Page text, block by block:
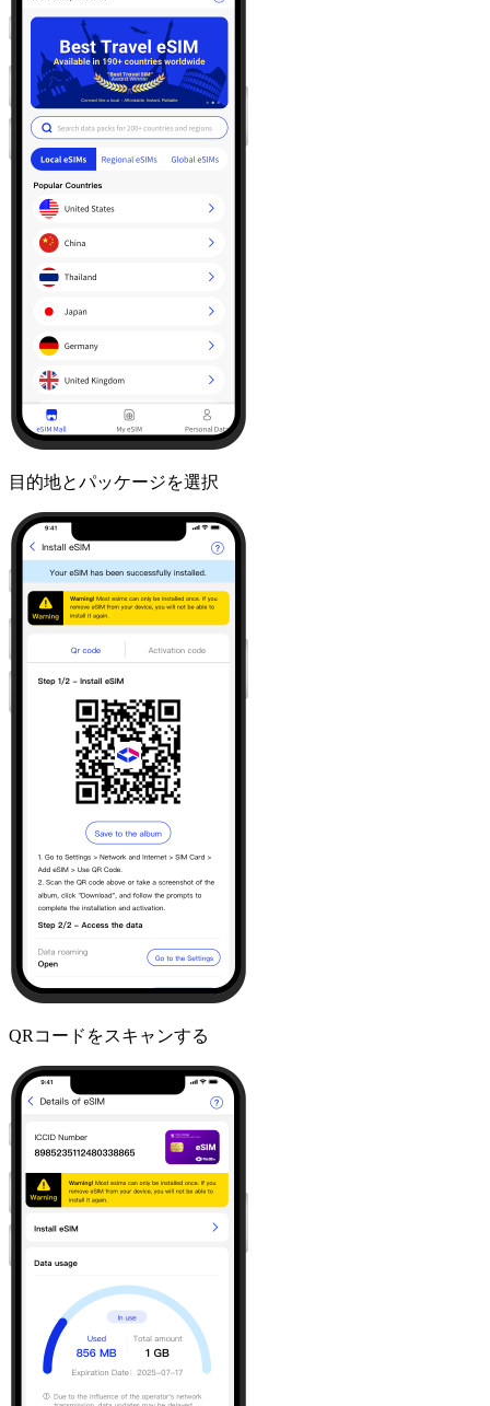
目的地とパッケージを選択
QRコードをスキャンする